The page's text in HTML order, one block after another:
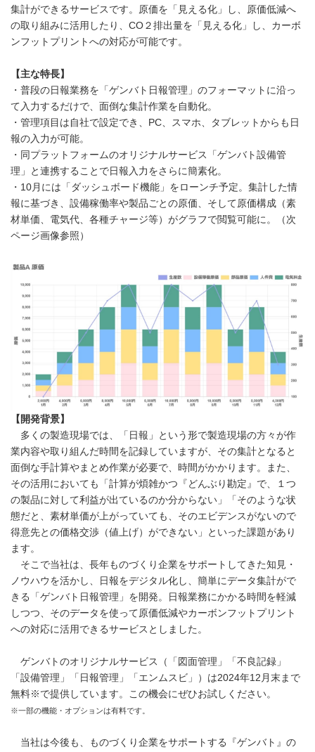
集計ができるサービスです。原価を「見える化」し、原価低減へ
の取り組みに活用したり、CO２排出量を「見える化」し、カーボ
ンフットプリントへの対応が可能です。
【主な特長】
・普段の日報業務を「ゲンバト日報管理」のフォーマットに沿っ
て入力するだけで、面倒な集計作業を自動化。
・管理項目は自社で設定でき、PC、スマホ、タブレットからも日
報の入力が可能。
・同プラットフォームのオリジナルサービス「ゲンバト設備管
理」と連携することで日報入力をさらに簡素化。
・10月には「ダッシュボード機能」をローンチ予定。集計した情
報に基づき、設備稼働率や製品ごとの原価、そして原価構成（素
材単価、電気代、各種チャージ等）がグラフで閲覧可能に。（次
ページ画像参照）
【開発背景】
多くの製造現場では、「日報」という形で製造現場の方々が作
業内容や取り組んだ時間を記録していますが、その集計となると
面倒な手計算やまとめ作業が必要で、時間がかかります。また、
その活用においても「計算が煩雑かつ『どんぶり勘定』で、１つ
の製品に対して利益が出ているのか分からない」「そのような状
態だと、素材単価が上がっていても、そのエビデンスがないので
得意先との価格交渉（値上げ）ができない」といった課題があり
ます。
そこで当社は、長年ものづくり企業をサポートしてきた知見・
ノウハウを活かし、日報をデジタル化し、簡単にデータ集計がで
きる「ゲンバト日報管理」を開発。日報業務にかかる時間を軽減
しつつ、そのデータを使って原価低減やカーボンフットプリント
への対応に活用できるサービスとしました。
ゲンバトのオリジナルサービス（「図面管理」「不良記録」
「設備管理」「日報管理」「エンムスビ」）は2024年12月末まで
無料※で提供しています。この機会にぜひお試しください。
※一部の機能・オプションは有料です。
当社は今後も、ものづくり企業をサポートする『ゲンバト』の